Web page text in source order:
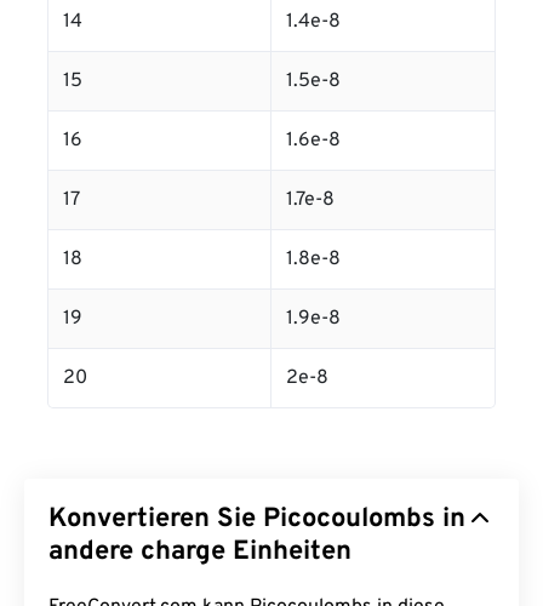
14 1.4e-8
15 1.5e-8
16 1.6e-8
17 1.7e-8
18 1.8e-8
19 1.9e-8
20 2e-8
Konvertieren Sie Picocoulombs in
andere charge Einheiten